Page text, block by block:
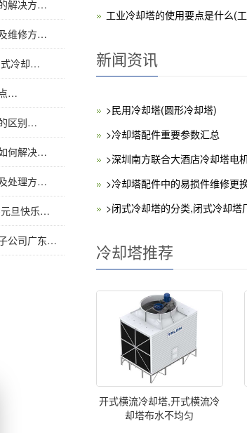
工业冷却塔的使用要点是什么(
新闻资讯
>民用冷却塔(圆形冷却塔)
>冷却塔配件重要参数汇总
>深圳南方联合大酒店冷却塔电
>冷却塔配件中的易损件维修更
>闭式冷却塔的分类,闭式冷却塔
冷却塔推荐
开式横流冷却塔,开式横流冷
却塔布水不均匀
解决方…
维修方…
式冷却…
…
区别…
何解决…
处理方…
旦快乐…
公司广东…